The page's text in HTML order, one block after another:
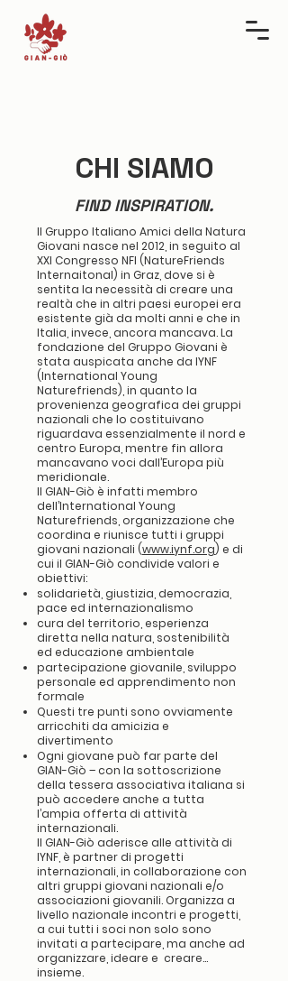
CHI SIAMO
FIND INSPIRATION.
Il Gruppo Italiano Amici della Natura
Giovani nasce nel 2012, in seguito al
XXI Congresso NFI (NatureFriends
Internaitonal) in Graz, dove si è
sentita la necessità di creare una
realtà che in altri paesi europei era
esistente già da molti anni e che in
Italia, invece, ancora mancava. La
fondazione del Gruppo Giovani è
stata auspicata anche da IYNF
(International Young
Naturefriends), in quanto la
provenienza geografica dei gruppi
nazionali che lo costituivano
riguardava essenzialmente il nord e
centro Europa, mentre fin allora
mancavano voci dall’Europa più
meridionale.
Il GIAN-Giò è infatti membro
dell’International Young
Naturefriends, organizzazione che
coordina e riunisce tutti i gruppi
giovani nazionali (www.iynf.org) e di
cui il GIAN-Giò condivide valori e
obiettivi:
solidarietà, giustizia, democrazia,
pace ed internazionalismo
cura del territorio, esperienza
diretta nella natura, sostenibilità
ed educazione ambientale
partecipazione giovanile, sviluppo
personale ed apprendimento non
formale
Questi tre punti sono ovviamente
arricchiti da amicizia e
divertimento
Ogni giovane può far parte del
GIAN-Giò – con la sottoscrizione
della tessera associativa italiana si
può accedere anche a tutta
l’ampia offerta di attività
internazionali.
Il GIAN-Giò aderisce alle attività di
IYNF, è partner di progetti
internazionali, in collaborazione con
altri gruppi giovani nazionali e/o
associazioni giovanili. Organizza a
livello nazionale incontri e progetti,
a cui tutti i soci non solo sono
invitati a partecipare, ma anche ad
organizzare, ideare e creare…
insieme.